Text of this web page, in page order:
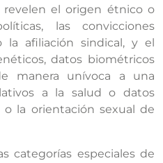
revelen el origen étnico o
las convicciones
la afiliación sindical, y el
datos biométricos
manera unívoca a una
a la salud o datos
o la orientación sexual de
categorías especiales de